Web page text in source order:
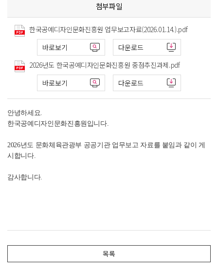
첨부파일
한국공예디자인문화진흥원 업무보고자료(2026.01.14.).pdf
바로보기
다운로드
2026년도 한국공예디자인문화진흥원 중점추진과제.pdf
바로보기
다운로드
안녕하세요.
한국공예디자인문화진흥원입니다.
2026년도 문화체육관광부 공공기관 업무보고 자료를 붙임과 같이 게
시합니다.
감사합니다.
목록